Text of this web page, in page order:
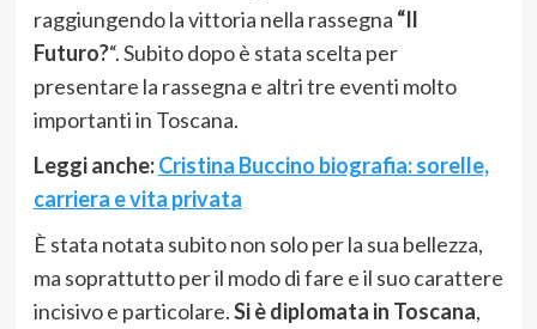
raggiungendo la vittoria nella rassegna “Il
Futuro?“. Subito dopo è stata scelta per
presentare la rassegna e altri tre eventi molto
importanti in Toscana.
Leggi anche:Cristina Buccino biografia: sorelle,
carriera e vita privata
È stata notata subito non solo per la sua bellezza,
ma soprattutto per il modo di fare e il suo carattere
incisivo e particolare.Si è diplomata in Toscana,